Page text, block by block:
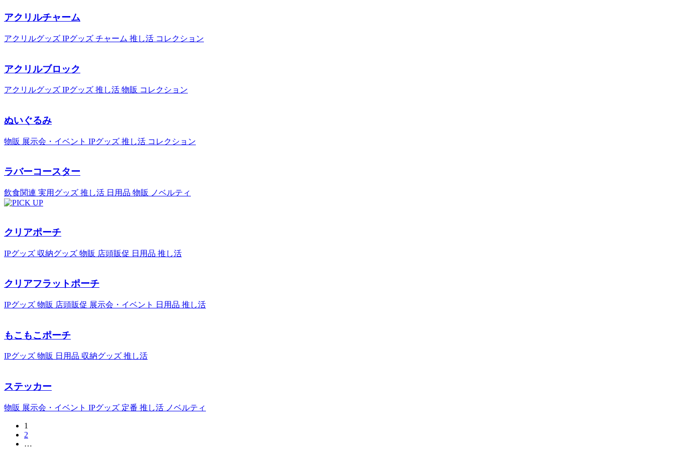
アクリルチャーム
アクリルグッズ IPグッズ チャーム 推し活 コレクション
アクリルブロック
アクリルグッズ IPグッズ 推し活 物販 コレクション
ぬいぐるみ
物販 展示会・イベント IPグッズ 推し活 コレクション
ラバーコースター
飲食関連 実用グッズ 推し活 日用品 物販 ノベルティ
クリアポーチ
IPグッズ 収納グッズ 物販 店頭販促 日用品 推し活
クリアフラットポーチ
IPグッズ 物販 店頭販促 展示会・イベント 日用品 推し活
もこもこポーチ
IPグッズ 物販 日用品 収納グッズ 推し活
ステッカー
物販 展示会・イベント IPグッズ 定番 推し活 ノベルティ
1
2
…